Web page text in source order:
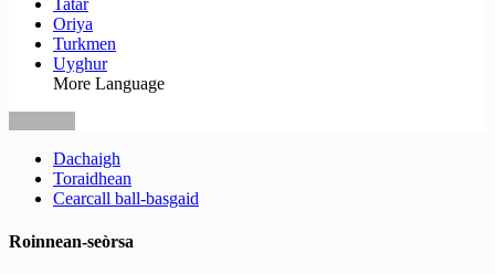
Tatar
Oriya
Turkmen
Uyghur
More Language
Dachaigh
Toraidhean
Cearcall ball-basgaid
Roinnean-seòrsa